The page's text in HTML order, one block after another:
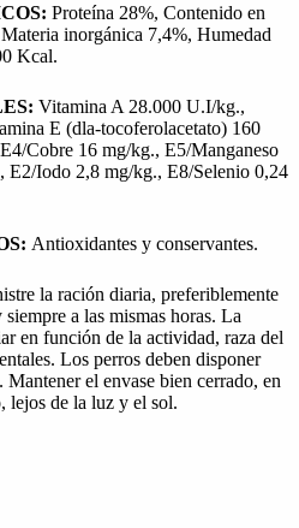
Proteína 28%, Contenido en
inorgánica 7,4%, Humedad
Kcal.
Vitamina A 28.000 U.I/kg.,
E (dla-tocoferolacetato) 160
Cobre 16 mg/kg., E5/Manganeso
Iodo 2,8 mg/kg., E8/Selenio 0,24
Antioxidantes y conservantes.
la ración diaria, preferiblemente
a las mismas horas. La
en función de la actividad, raza del
Los perros deben disponer
el envase bien cerrado, en
lejos de la luz y el sol.